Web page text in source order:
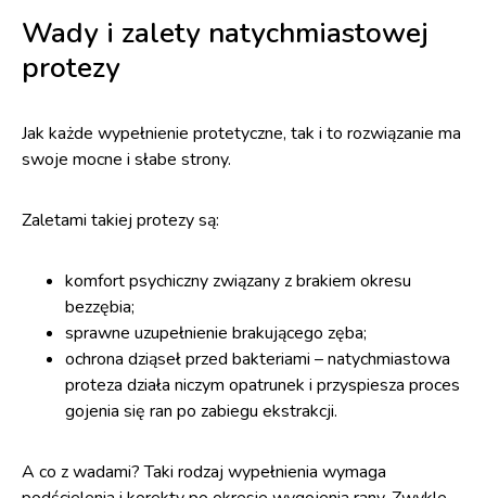
Wady i zalety natychmiastowej
protezy
Jak każde wypełnienie protetyczne, tak i to rozwiązanie ma
swoje mocne i słabe strony.
Zaletami takiej protezy są:
komfort psychiczny związany z brakiem okresu
bezzębia;
sprawne uzupełnienie brakującego zęba;
ochrona dziąseł przed bakteriami – natychmiastowa
proteza działa niczym opatrunek i przyspiesza proces
gojenia się ran po zabiegu ekstrakcji.
A co z wadami? Taki rodzaj wypełnienia wymaga